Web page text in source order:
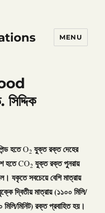
MENU
হতেO2 যুক্তরক্তদেহের
হতেCO2 যুক্তরক্তপুনরায়
যকৃতেসবচেয়েবেশিমাত্রায়
দ্বিতীয়মাত্রায়(১১০০মিলি/
মিলি/মিনিট)রক্তপ্রবাহিতহয়।